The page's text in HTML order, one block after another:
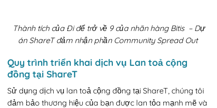
Thành tích của Đi để trở về 9 của nhãn hàng Bitis – Dự
án ShareT đảm nhận phần Community Spread Out
Quy trình triển khai dịch vụ Lan toả cộng
đồng tại ShareT
Sử dụng dịch vụ lan toả cộng đồng tại ShareT, chúng tôi
đảm bảo thương hiệu của bạn được lan tỏa mạnh mẽ và